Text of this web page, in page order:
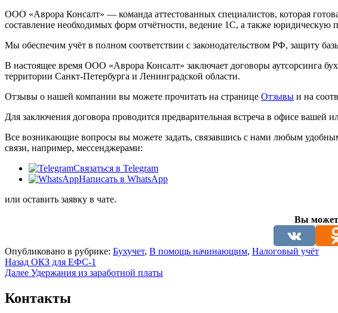
ООО «Аврора Консалт» — команда аттестованных специалистов, которая
составление необходимых форм отчётности, ведение 1С, а также юридическую
Мы обеспечим учёт в полном соответствии с законодательством РФ, защиту
В настоящее время ООО «Аврора Консалт» заключает договоры
территории Санкт‑Петербурга и Ленинградской области.
Отзывы о нашей компании вы можете прочитать на странице Отзывы и на
Для заключения договора проводится предварительная встреча в офисе
Все возникающие вопросы вы можете задать, связавшись с нами любым
связи, например, мессенджерами:
Связаться в Telegram
Написать в WhatsApp
или оставить заявку в чате.
Вы
Опубликовано в рубрике: Бухучет, В помощь начинающим, Налоговый учёт
Навигация
по
записям
Назад ОКЗ для ЕФС‑1
Далее Удержания из заработной платы
Контакты